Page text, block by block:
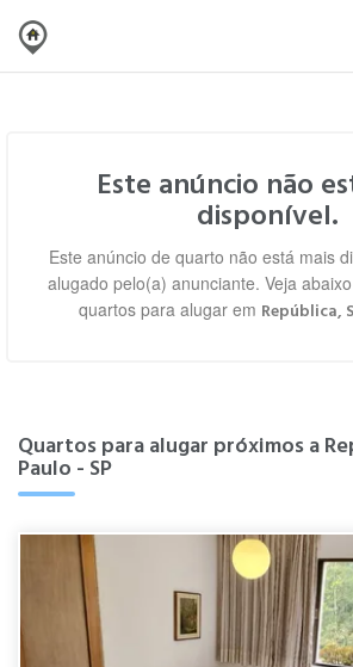
Este anúncio não
disponível.
Este anúncio de quarto não está mais
alugado pelo(a) anunciante. Veja
quartos para alugar em República,
Quartos para alugar próximos a
Paulo - SP